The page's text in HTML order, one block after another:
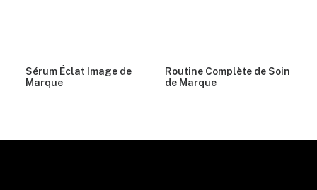
Sérum Éclat Image de
Marque
Routine Complète de Soin
de Marque